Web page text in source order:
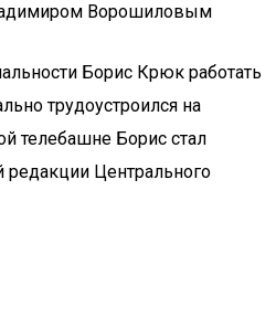
Ворошиловым
Борис Крюк работать
трудоустроился на
телебашне Борис стал
Центрального